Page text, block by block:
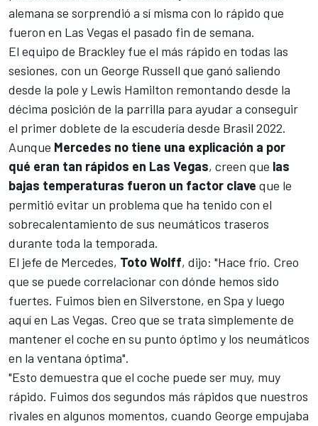
alemana se sorprendió a sí misma con lo rápido que
fueron en Las Vegas el pasado fin de semana.
El equipo de Brackley fue el más rápido en todas las
sesiones, con un George Russell que ganó saliendo
desde la pole y Lewis Hamilton remontando desde la
décima posición de la parrilla para ayudar a conseguir
el primer doblete de la escudería desde Brasil 2022.
Aunque Mercedes no tiene una explicación a por
qué eran tan rápidos en Las Vegas, creen que las
bajas temperaturas fueron un factor clave que le
permitió evitar un problema que ha tenido con el
sobrecalentamiento de sus neumáticos traseros
durante toda la temporada.
El jefe de Mercedes, Toto Wolff, dijo: "Hace frío. Creo
que se puede correlacionar con dónde hemos sido
fuertes. Fuimos bien en Silverstone, en Spa y luego
aquí en Las Vegas. Creo que se trata simplemente de
mantener el coche en su punto óptimo y los neumáticos
en la ventana óptima".
"Esto demuestra que el coche puede ser muy, muy
rápido. Fuimos dos segundos más rápidos que nuestros
rivales en algunos momentos, cuando George empujaba